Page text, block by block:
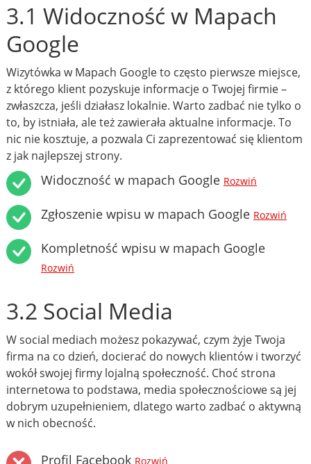
3.1 Widoczność w Mapach
Google
Wizytówka w Mapach Google to często pierwsze miejsce,
z którego klient pozyskuje informacje o Twojej firmie –
zwłaszcza, jeśli działasz lokalnie. Warto zadbać nie tylko o
to, by istniała, ale też zawierała aktualne informacje. To
nic nie kosztuje, a pozwala Ci zaprezentować się klientom
z jak najlepszej strony.
Widoczność w mapach Google Rozwiń
Zgłoszenie wpisu w mapach Google Rozwiń
Kompletność wpisu w mapach Google
Rozwiń
3.2 Social Media
W social mediach możesz pokazywać, czym żyje Twoja
firma na co dzień, docierać do nowych klientów i tworzyć
wokół swojej firmy lojalną społeczność. Choć strona
internetowa to podstawa, media społecznościowe są jej
dobrym uzupełnieniem, dlatego warto zadbać o aktywną
w nich obecność.
Profil Facebook